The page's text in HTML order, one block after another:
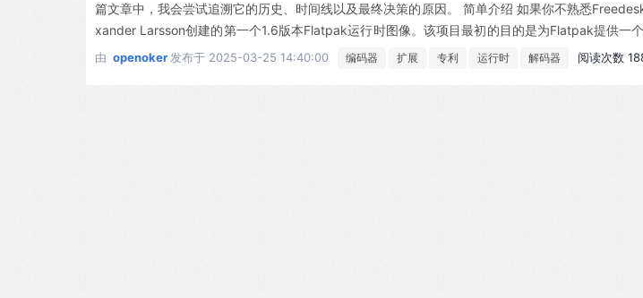
篇文章中，我会尝试追溯它的历史、时间线以及最终决策的原因。 简单介绍 如果你不熟悉
xander Larsson创建的第一个1.6版本Flatpak运行时图像。该项目最初的目的是为Flatpak提供一
行时”）。随着时间推移，该项目在CodeThink及其他贡献者的帮助下逐步发展为一个...
由 openoker 发布于 2025-03-25 14:40:00 编码器 扩展 专利 运行时 解码器 阅读次数